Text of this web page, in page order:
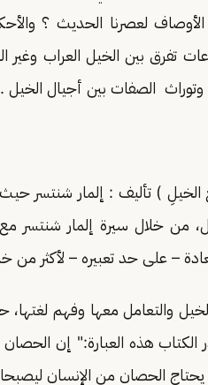
لعصرنا الحديث ؟
تفرق بين الخيل العراب وغير
وتوراث الصفات بين أجيال الخيل .
) تأليف : إلمار شنتسر حيث
من خلال سيرة إلمار شنتسر
– على حد تعبيره – لأكثر من
والتعامل معها وفهم
هذه العبارة:" إن الحصان
الحصان من الإنسان